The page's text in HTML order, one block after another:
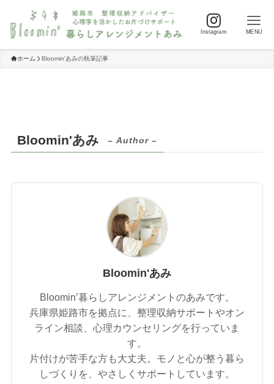
Instagram MENU
ホーム Bloomin'あみの執筆記事
Bloomin'あみ – Author –
Bloomin'あみ
Bloomin’暮らしアレンジメントのあみです。
兵庫県姫路市を拠点に、整理収納サポートやオン
ライン相談、心理カウンセリングを行っていま
す。
片付けが苦手な方も大丈夫。モノと心が整う暮ら
しづくりを、やさしくサポートしています。